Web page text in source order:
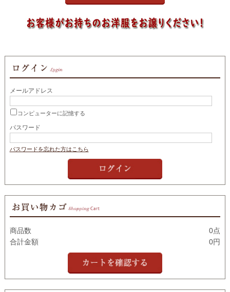
メールアドレス
コンピューターに記憶する
パスワード
パスワードを忘れた方はこちら
商品数
0点
合計金額
0円